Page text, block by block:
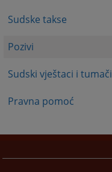
Sudske takse
Pozivi
Sudski vještaci i tumači
Pravna pomoć